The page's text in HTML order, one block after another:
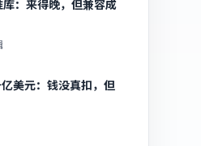
：来得晚，但兼容成
美元：钱没真扣，但